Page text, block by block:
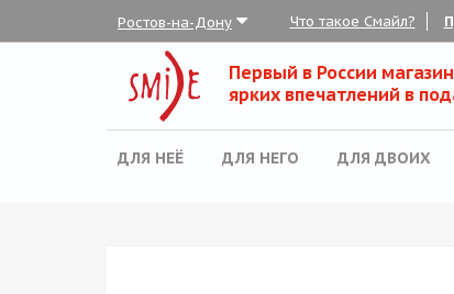
Ростов-на-Дону Что такое Смайл?
Первый в России магазин
ярких впечатлений в
ДЛЯ НЕЁ ДЛЯ НЕГО ДЛЯ ДВОИХ